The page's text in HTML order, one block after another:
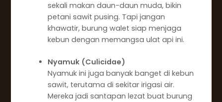
sekali makan daun-daun muda, bikin
petani sawit pusing. Tapi jangan
khawatir, burung walet siap menjaga
kebun dengan memangsa ulat api ini.
Nyamuk (Culicidae)
Nyamuk ini juga banyak banget di kebun
sawit, terutama di sekitar irigasi air.
Mereka jadi santapan lezat buat burung